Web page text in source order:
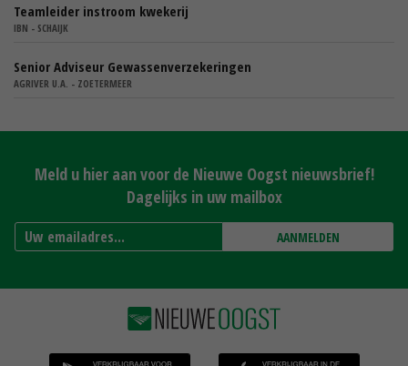
Teamleider instroom kwekerij
IBN - SCHAIJK
Senior Adviseur Gewassenverzekeringen
AGRIVER U.A. - ZOETERMEER
Meld u hier aan voor de Nieuwe Oogst nieuwsbrief!
Dagelijks in uw mailbox
AANMELDEN